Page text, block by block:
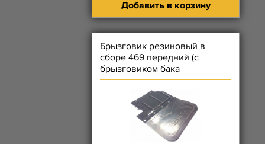
Добавить в корзину
Брызговик резиновый в
сборе 469 передний (с
брызговиком бака
топливного бака) правым